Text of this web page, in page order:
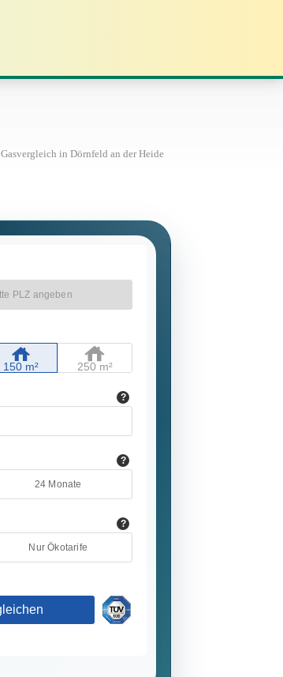
Gasvergleich in Dörnfeld an der Heide